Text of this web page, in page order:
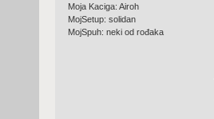
Moja Kaciga: Airoh
MojSetup: solidan
MojSpuh: neki od rođaka